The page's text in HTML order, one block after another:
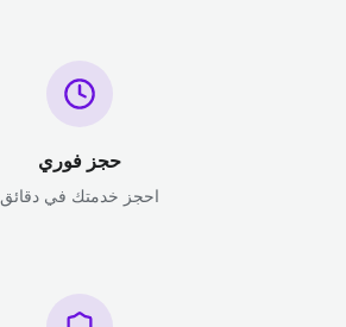
حجز فوري
احجز خدمتك في دقائق